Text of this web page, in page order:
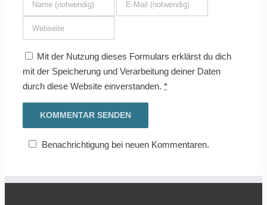
Mit der Nutzung dieses Formulars erklärst du dich
mit der Speicherung und Verarbeitung deiner Daten
durch diese Website einverstanden. *
Benachrichtigung bei neuen Kommentaren.